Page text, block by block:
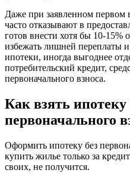
Даже при заявленном первом
часто отказывают в
готов внести хотя бы 10-15%
избежать лишней переплаты
ипотеки, иногда выгоднее
потребительский кредит,
первоначального взноса.
Как взять ипотеку
первоначального
Оформить ипотеку без
купить жилье только за
своих, не получится.